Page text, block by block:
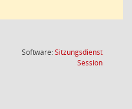
Software:Sitzungsdienst
Session(Wird in